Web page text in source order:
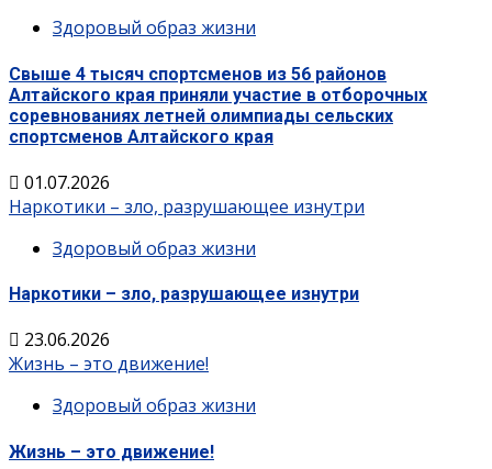
Здоровый образ жизни
Свыше 4 тысяч спортсменов из 56 районов
Алтайского края приняли участие в отборочных
соревнованиях летней олимпиады сельских
спортсменов Алтайского края
01.07.2026
Наркотики – зло, разрушающее изнутри
Здоровый образ жизни
Наркотики – зло, разрушающее изнутри
23.06.2026
Жизнь – это движение!
Здоровый образ жизни
Жизнь – это движение!